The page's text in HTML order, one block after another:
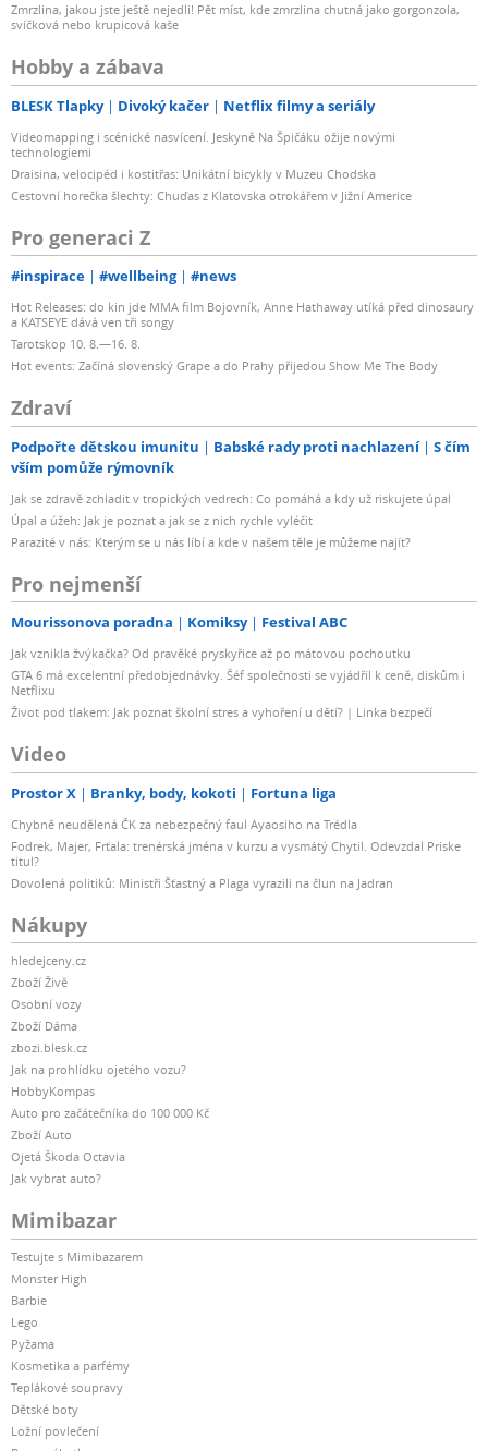
Zmrzlina, jakou jste ještě nejedli! Pět míst, kde zmrzlina chutná jako gorgonzola,
svíčková nebo krupicová kaše
Hobby a zábava
BLESK Tlapky Divoký kačer Netflix filmy a seriály
Videomapping i scénické nasvícení. Jeskyně Na Špičáku ožije novými
technologiemi
Draisina, velocipéd i kostitřas: Unikátní bicykly v Muzeu Chodska
Cestovní horečka šlechty: Chuďas z Klatovska otrokářem v Jižní Americe
Pro generaci Z
#inspirace #wellbeing #news
Hot Releases: do kin jde MMA film Bojovník, Anne Hathaway utíká před dinosaury
a KATSEYE dává ven tři songy
Tarotskop 10. 8.—16. 8.
Hot events: Začíná slovenský Grape a do Prahy přijedou Show Me The Body
Zdraví
Podpořte dětskou imunitu Babské rady proti nachlazení
S čím
vším pomůže rýmovník
Jak se zdravě zchladit v tropických vedrech: Co pomáhá a kdy už riskujete úpal
Úpal a úžeh: Jak je poznat a jak se z nich rychle vyléčit
Parazité v nás: Kterým se u nás líbí a kde v našem těle je můžeme najít?
Pro nejmenší
Mourissonova poradna Komiksy Festival ABC
Jak vznikla žvýkačka? Od pravěké pryskyřice až po mátovou pochoutku
GTA 6 má excelentní předobjednávky. Šéf společnosti se vyjádřil k ceně, diskům i
Netflixu
Život pod tlakem: Jak poznat školní stres a vyhoření u dětí? | Linka bezpečí
Video
Prostor X Branky, body, kokoti Fortuna liga
Chybně neudělená ČK za nebezpečný faul Ayaosiho na Trédla
Fodrek, Majer, Frťala: trenérská jména v kurzu a vysmátý Chytil. Odevzdal Priske
titul?
Dovolená politiků: Ministři Šťastný a Plaga vyrazili na člun na Jadran
Nákupy
hledejceny.cz
Zboží Živě
Osobní vozy
Zboží Dáma
zbozi.blesk.cz
Jak na prohlídku ojetého vozu?
HobbyKompas
Auto pro začátečníka do 100 000 Kč
Zboží Auto
Ojetá Škoda Octavia
Jak vybrat auto?
Mimibazar
Testujte s Mimibazarem
Monster High
Barbie
Lego
Pyžama
Kosmetika a parfémy
Teplákové soupravy
Dětské boty
Ložní povlečení